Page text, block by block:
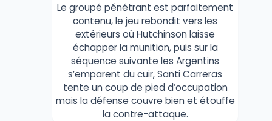
Le groupé pénétrant est parfaitement
contenu, le jeu rebondit vers les
extérieurs où Hutchinson laisse
échapper la munition, puis sur la
séquence suivante les Argentins
s’emparent du cuir, Santi Carreras
tente un coup de pied d’occupation
mais la défense couvre bien et étouffe
la contre-attaque.